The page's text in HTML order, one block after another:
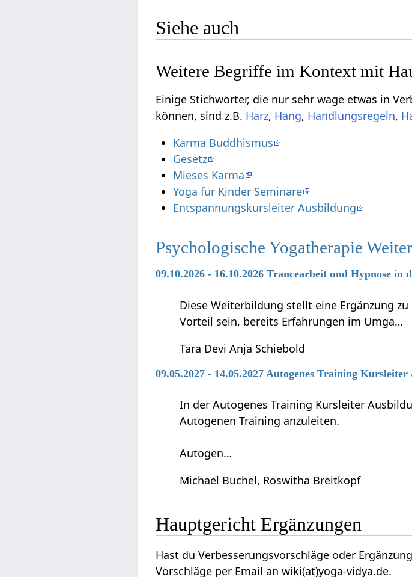
Siehe auch
Einige Stichwörter, die nur sehr wage etwas in Verbindung stehen
können, sind z.B.
, , ,
Karma Buddhismus
Gesetz
Mieses Karma
Yoga für Kinder Seminare
Entspannungskursleiter Ausbildung
Psychologische Yogatherapie
09.10.2026 - 16.10.2026 Trancearbeit und Hypnose
Diese Weiterbildung stellt eine Ergänzung
Vorteil sein, bereits Erfahrungen im Umga…
Tara Devi Anja Schiebold
09.05.2027 - 14.05.2027 Autogenes Training
In der Autogenes Training Kursleiter
Autogenen Training anzuleiten.
Autogen…
Michael Büchel, Roswitha Breitkopf
Hauptgericht‏‎ Ergänzungen
Hast du Verbesserungsvorschläge oder Ergänzungen zu
Vorschläge per Email an wiki(at)yoga-vidya.de.